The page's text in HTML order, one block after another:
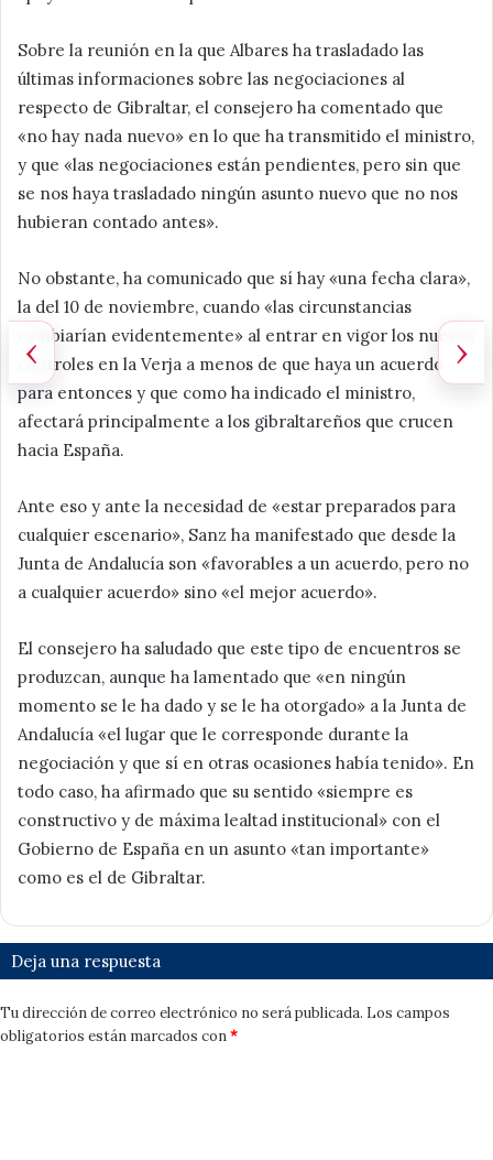
Sobre la reunión en la que Albares ha trasladado las
últimas informaciones sobre las negociaciones al
respecto de Gibraltar, el consejero ha comentado que
«no hay nada nuevo» en lo que ha transmitido el ministro,
y que «las negociaciones están pendientes, pero sin que
se nos haya trasladado ningún asunto nuevo que no nos
hubieran contado antes».
No obstante, ha comunicado que sí hay «una fecha clara»,
la del 10 de noviembre, cuando «las circunstancias
cambiarían evidentemente» al entrar en vigor los nuevos
controles en la Verja a menos de que haya un acuerdo
para entonces y que como ha indicado el ministro,
afectará principalmente a los gibraltareños que crucen
hacia España.
Ante eso y ante la necesidad de «estar preparados para
cualquier escenario», Sanz ha manifestado que desde la
Junta de Andalucía son «favorables a un acuerdo, pero no
a cualquier acuerdo» sino «el mejor acuerdo».
El consejero ha saludado que este tipo de encuentros se
produzcan, aunque ha lamentado que «en ningún
momento se le ha dado y se le ha otorgado» a la Junta de
Andalucía «el lugar que le corresponde durante la
negociación y que sí en otras ocasiones había tenido». En
todo caso, ha afirmado que su sentido «siempre es
constructivo y de máxima lealtad institucional» con el
Gobierno de España en un asunto «tan importante»
como es el de Gibraltar.
Deja una respuesta
Tu dirección de correo electrónico no será publicada. Los campos
obligatorios están marcados con*
‹ ›